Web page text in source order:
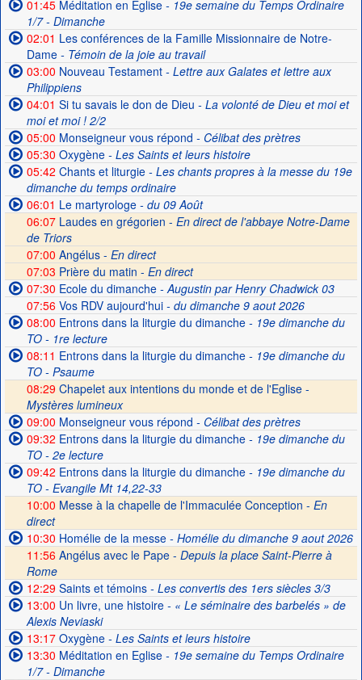
01:45Méditation en Eglise- 19e semaine du Temps Ordinaire
1/7 - Dimanche
02:01 Les conférences de la Famille Missionnaire de Notre-
Dame- Témoin de la joie au travail
03:00 Nouveau Testament- Lettre aux Galates et lettre aux
Philippiens
04:01 Si tu savais le don de Dieu - La volonté de Dieu et moi et
moi et moi ! 2/2
05:00 Monseigneur vous répond - Célibat des prètres
05:30 Oxygène- Les Saints et leurs histoire
05:42 Chants et liturgie- Les chants propres à la messe du 19e
dimanche du temps ordinaire
06:01 Le martyrologe- du 09 Août
06:07Laudes en grégorien - En direct de l'abbaye Notre-Dame
de Triors
07:00 Angélus - En direct
07:03 Prière du matin - En direct
07:30 Ecole du dimanche- Augustin par Henry Chadwick 03
07:56Vos RDV aujourd'hui- du dimanche 9 aout 2026
08:00 Entrons dans la liturgie du dimanche- 19e dimanche du
TO - 1re lecture
08:11 Entrons dans la liturgie du dimanche- 19e dimanche du
TO - Psaume
08:29 Chapelet aux intentions du monde et de l'Eglise -
Mystères lumineux
09:00 Monseigneur vous répond - Célibat des prètres
09:32 Entrons dans la liturgie du dimanche- 19e dimanche du
TO - 2e lecture
09:42 Entrons dans la liturgie du dimanche- 19e dimanche du
TO - Evangile Mt 14,22-33
10:00 Messe à la chapelle de l'Immaculée Conception - En
direct
10:30 Homélie de la messe- Homélie du dimanche 9 aout 2026
11:56 Angélus avec le Pape - Depuis la place Saint-Pierre à
Rome
12:29Saints et témoins- Les convertis des 1ers siècles 3/3
13:00 Un livre, une histoire- « Le séminaire des barbelés » de
Alexis Neviaski
13:17Oxygène- Les Saints et leurs histoire
13:30 Méditation en Eglise- 19e semaine du Temps Ordinaire
1/7 - Dimanche